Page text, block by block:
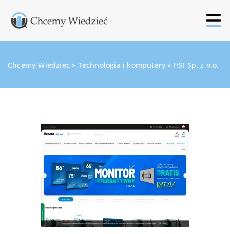
Chcemy-Wiedziec » Technologia i komputery » HSI Sp. z o.o.